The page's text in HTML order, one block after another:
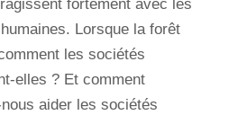
fortement avec les
Lorsque la forêt
les sociétés
elles ? Et comment
aider les sociétés